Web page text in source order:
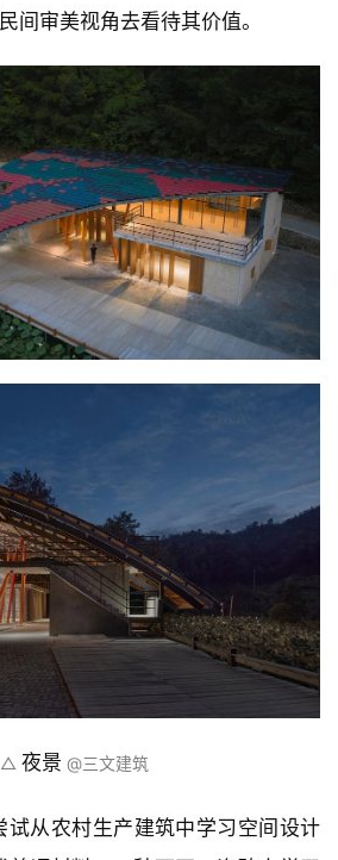
师可以进行一次研究性设计。中国
的。在审美层面，很难用简单的逻
风貌与实用，乡村原生态形式与外
筑师和学者在批评传统乡村风貌
设身处地的思考为何乡村原住民会
形式和材料，也甚少从乡村社会
这些形式和材料被使用的内在逻